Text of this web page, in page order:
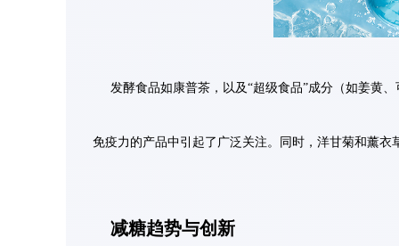
发酵食品如康普茶，以及“超级食品”成分（如姜黄
免疫力的产品中引起了广泛关注。同时，洋甘菊和薰
减糖趋势与创新